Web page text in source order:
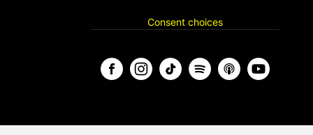
Consent choices